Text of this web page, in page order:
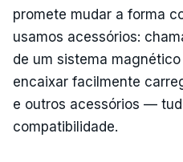
promete mudar a forma
usamos acessórios:
de um sistema
encaixar facilmente
e outros acessórios —
compatibilidade.